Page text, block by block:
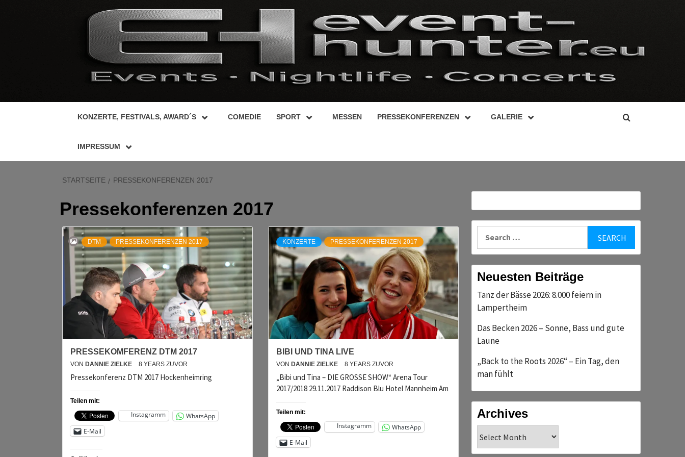
KONZERTE, FESTIVALS, AWARD´S COMEDIE SPORT MESSEN PRESSEKONFERENZEN GALERIE
IMPRESSUM
STARTSEITE PRESSEKONFERENZEN 2017
Pressekonferenzen 2017
DTM PRESSEKONFERENZEN 2017
PRESSEKOMFERENZ DTM 2017
VON DANNIE ZIELKE 8 YEARS ZUVOR
Pressekonferenz DTM 2017 Hockenheimring
Teilen mit:
Instagramm
WhatsApp
E-Mail
KONZERTE PRESSEKONFERENZEN 2017
BIBI UND TINA LIVE
VON DANNIE ZIELKE 8 YEARS ZUVOR
„Bibi und Tina – DIE GROSSE SHOW“ Arena Tour
2017/2018 29.11.2017 Raddison Blu Hotel Mannheim Am
Teilen mit:
Instagramm
WhatsApp
E-Mail
Neuesten Beiträge
Tanz der Bässe 2026: 8.000 feiern in
Lampertheim
Das Becken 2026 – Sonne, Bass und gute
Laune
„Back to the Roots 2026“ – Ein Tag, den
man fühlt
Archives